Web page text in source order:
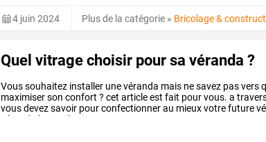
4 juin 2024 Plus de la catégorie » Bricolage &
Quel vitrage choisir pour sa véranda ?
Voussouhaitez installer unevéranda mais nesavez pasvers
maximiserson confort ? cet articleest fait pourvous. a
vousdevezsavoir pourconfectionnerau mieuxvotrefuture
véranda
le simple vitrage